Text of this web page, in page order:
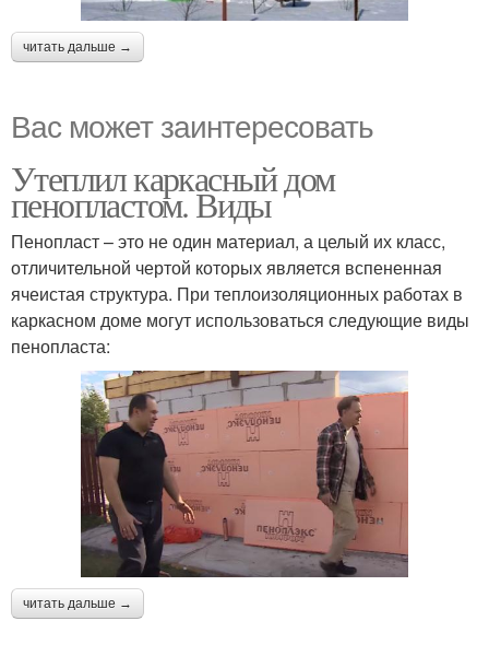
читать дальше →
Вас может заинтересовать
Утеплил каркасный дом
пенопластом. Виды
Пенопласт – это не один материал, а целый их класс,
отличительной чертой которых является вспененная
ячеистая структура. При теплоизоляционных работах в
каркасном доме могут использоваться следующие виды
пенопласта:
читать дальше →